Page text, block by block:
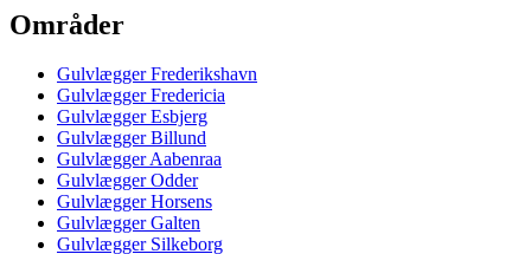
Områder
Gulvlægger Frederikshavn
Gulvlægger Fredericia
Gulvlægger Esbjerg
Gulvlægger Billund
Gulvlægger Aabenraa
Gulvlægger Odder
Gulvlægger Horsens
Gulvlægger Galten
Gulvlægger Silkeborg